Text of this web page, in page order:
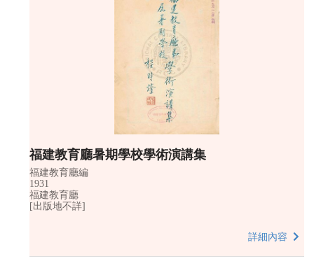
福建教育廳暑期學校學術演講集
福建教育廳編
1931
福建教育廳
[出版地不詳]
詳細內容